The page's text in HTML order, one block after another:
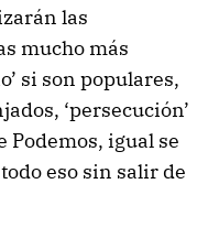
las
mucho más
si son populares,
‘persecución’
Podemos, igual se
eso sin salir de